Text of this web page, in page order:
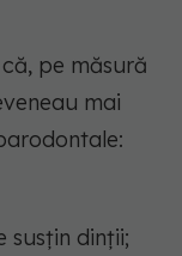
pe măsură
mai
susțin dinții;